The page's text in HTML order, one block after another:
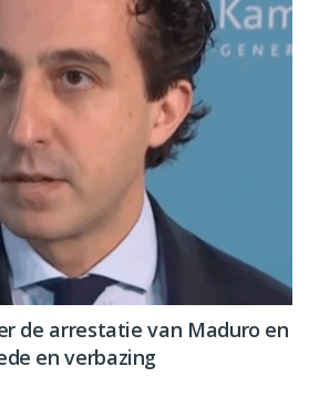
de arrestatie van Maduro en
en verbazing